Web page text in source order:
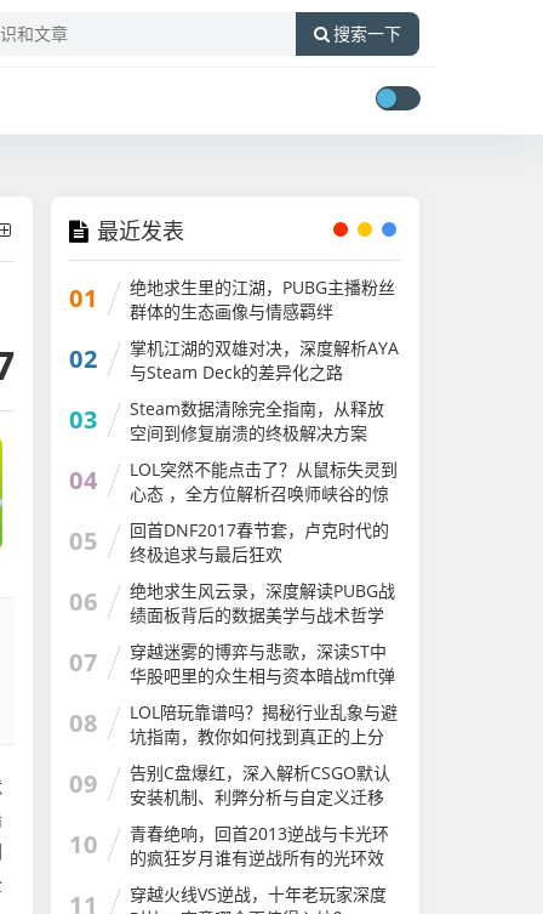
搜索一下
最近发表
01
绝地求生里的江湖，PUBG主播粉丝
群体的生态画像与情感羁绊
02
掌机江湖的双雄对决，深度解析AYA
与Steam Deck的差异化之路
ayaneo2和steam
03
Steam数据清除完全指南，从释放
空间到修复崩溃的终极解决方案
04
LOL突然不能点击了？从鼠标失灵到
心态 ，全方位解析召唤师峡谷的惊
魂时刻lol突然不能点击了怎么回事
05
回首DNF2017春节套，卢克时代的
终极追求与最后狂欢
06
绝地求生风云录，深度解读PUBG战
绩面板背后的数据美学与战术哲学
07
穿越迷雾的博弈与悲歌，深读ST中
华股吧里的众生相与资本暗战mft弹
簧评测
08
LOL陪玩靠谱吗？揭秘行业乱象与避
坑指南，教你如何找到真正的上分
神器LOL陪玩软件有哪些app
09
告别C盘爆红，深入解析CSGO默认
安装机制、利弊分析与自定义迁移
完全指南csgo安装步骤
10
青春绝响，回首2013逆战与卡光环
的疯狂岁月谁有逆战所有的光环效
果图及介绍
11
穿越火线VS逆战，十年老玩家深度